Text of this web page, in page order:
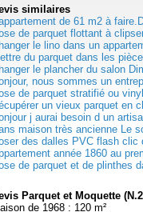
similaires
de 61 m2 à
de parquet flottant à
le lino dans un
du parquet dans les
le plancher du salon
nous sommes un
de parquet stratifié ou
un vieux parquet en
j aurai besoin d un
maison très ancienne Le
des dalles PVC flash clic
année 1860 au
de parquet et de plinthes
Parquet et Moquette
de 1968 : 120 m²